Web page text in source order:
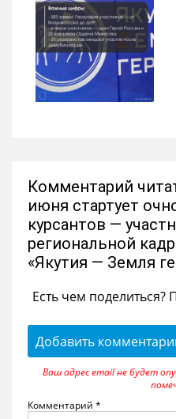
Комментарий
июня стартует
курсантов —
региональной
«Якутия — Земля
Есть чем
Добавить
Ваш адрес email не будет
Комментарий *